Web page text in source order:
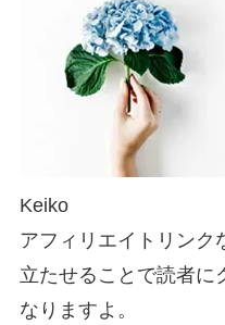
Keiko
アフィリエイトリンク
立たせることで読者に
なりますよ。